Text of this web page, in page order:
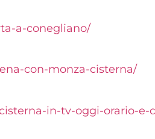
a-conegliano/
con-monza-cisterna/
in-tv-oggi-orario-e-